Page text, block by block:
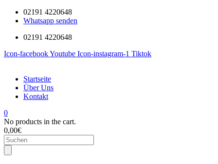
02191 4220648
Whatsapp senden
02191 4220648
Icon-facebookYoutube Icon-instagram-1 Tiktok
Startseite
Über Uns
Kontakt
0
No products in the cart.
0,00€
Products
search